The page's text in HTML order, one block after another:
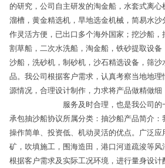
的研究，公司自主研发的淘金船，水套式离
溜槽，黄金精选机，旱地选金机械，简易水
作灵活方便，已出口多个海外国家；挖沙船，
割草船，二次水洗船，淘金船，铁砂提取设
沙船，洗砂机，制砂机，沙石精选设备，筛
品。我公司根据客户需求，认真考察当地地
源情况，合理设计制作，力求将产品做精做
服务及时合理，也是我公司的
承包抽沙船协议所属分类：抽沙船产品简介
操作简单、投资低、机动灵活的优点。广泛
矿，吹填施工，围海造田，港口河道疏浚等
根据客户需求及实际工况环境，进行量身设